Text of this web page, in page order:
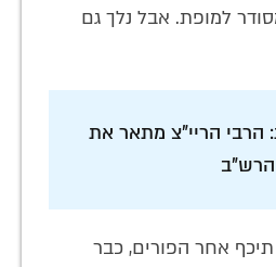
למופת. אבל נלך גם
הרבי הריי"צ מתאר את
הרש"ב
אחר הפורים, כבר